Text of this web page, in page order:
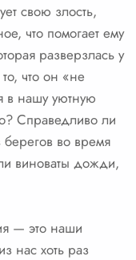
свою злость,
что помогает ему
разверзлась у
что он «не
в нашу уютную
Справедливо ли
берегов во время
виноваты дожди,
— это наши
нас хоть раз